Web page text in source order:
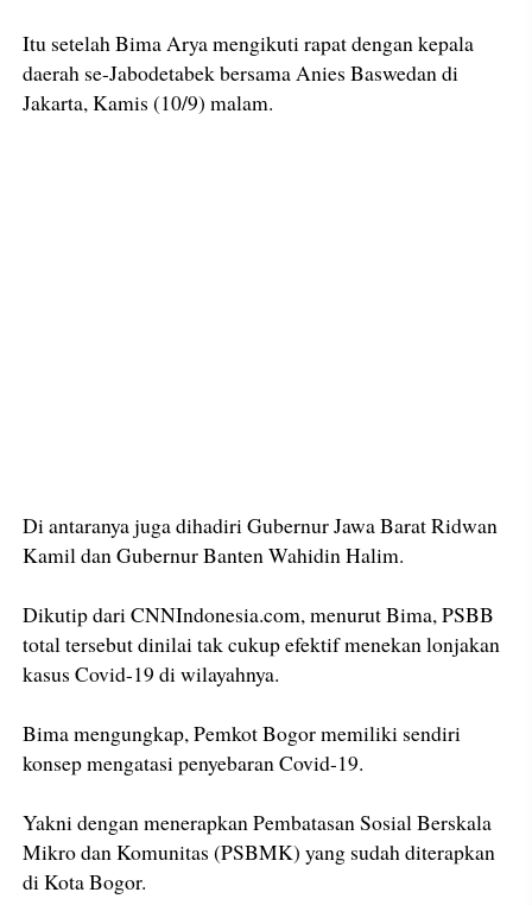
Itu setelah Bima Arya mengikuti rapat dengan kepala
daerah se-Jabodetabek bersama Anies Baswedan di
Jakarta, Kamis (10/9) malam.
Di antaranya juga dihadiri Gubernur Jawa Barat Ridwan
Kamil dan Gubernur Banten Wahidin Halim.
Dikutip dari CNNIndonesia.com, menurut Bima, PSBB
total tersebut dinilai tak cukup efektif menekan lonjakan
kasus Covid-19 di wilayahnya.
Bima mengungkap, Pemkot Bogor memiliki sendiri
konsep mengatasi penyebaran Covid-19.
Yakni dengan menerapkan Pembatasan Sosial Berskala
Mikro dan Komunitas (PSBMK) yang sudah diterapkan
di Kota Bogor.